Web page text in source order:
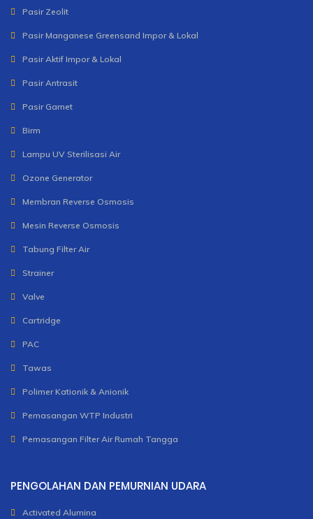
Pasir Zeolit
Pasir Manganese Greensand Impor & Lokal
Pasir Aktif Impor & Lokal
Pasir Antrasit
Pasir Garnet
Birm
Lampu UV Sterilisasi Air
Ozone Generator
Membran Reverse Osmosis
Mesin Reverse Osmosis
Tabung Filter Air
Strainer
Valve
Cartridge
PAC
Tawas
Polimer Kationik & Anionik
Pemasangan WTP Industri
Pemasangan Filter Air Rumah Tangga
PENGOLAHAN DAN PEMURNIAN UDARA
Activated Alumina